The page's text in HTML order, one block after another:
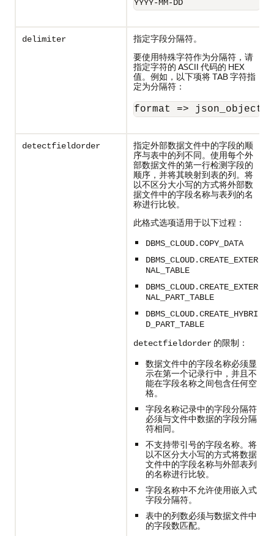
YYYY-MM-DD
delimiter
指定字段分隔符。
要使用特殊字符作为分隔符，请
指定字符的 ASCII 代码的 HEX
值。例如，以下项将 TAB 字符指
定为分隔符：
format =>
detectfieldorder
指定外部数据文件中的字段的顺
序与表中的列不同。使用每个外
部数据文件的第一行检测字段的
顺序，并将其映射到表的列。将
以不区分大小写的方式将外部数
据文件中的字段名称与表列的名
称进行比较。
此格式选项适用于以下过程：
DBMS_CLOUD.COPY_DATA
DBMS_CLOUD.CREATE_EXTER
NAL_TABLE
DBMS_CLOUD.CREATE_EXTER
NAL_PART_TABLE
DBMS_CLOUD.CREATE_HYBRI
D_PART_TABLE
detectfieldorder 的限制：
数据文件中的字段名称必须显
示在第一个记录行中，并且不
能在字段名称之间包含任何空
格。
字段名称记录中的字段分隔符
必须与文件中数据的字段分隔
符相同。
不支持带引号的字段名称。将
以不区分大小写的方式将数据
文件中的字段名称与外部表列
的名称进行比较。
字段名称中不允许使用嵌入式
字段分隔符。
表中的列数必须与数据文件中
的字段数匹配。